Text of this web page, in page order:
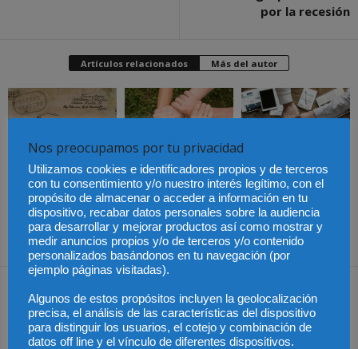
por la recesión
Artículos relacionados Más del autor
Cómo proteger tu
propiedad intelectual en
el extranjero: claves
lingüísticas y jurídicas
El Pleno del CGPJ
aprueba el informe al
anteproyecto de Ley de
Familias por
unanimidad
Últimas modificaciones
en la Ley de Sociedades
de Capital
Nos preocupamos por tu privacidad
Utilizamos cookies e identificadores propios y de terceros
con tu consentimiento y/o nuestro interés legítimo, con el
propósito de almacenar o acceder a información en tu
dispositivo, recabar datos personales sobre la audiencia
para desarrollar y mejorar productos así como mostrar y
medir anuncios propios y/o de terceros y/o contenido
personalizados basándonos en tu navegación (por
ejemplo páginas visitadas).
Algunos de estos propósitos incluyen la geolocalización
precisa, el análisis de las características del dispositivo
para distinguir los usuarios, el cotejo y combinación de
datos off line y el vínculo de diferentes dispositivos.